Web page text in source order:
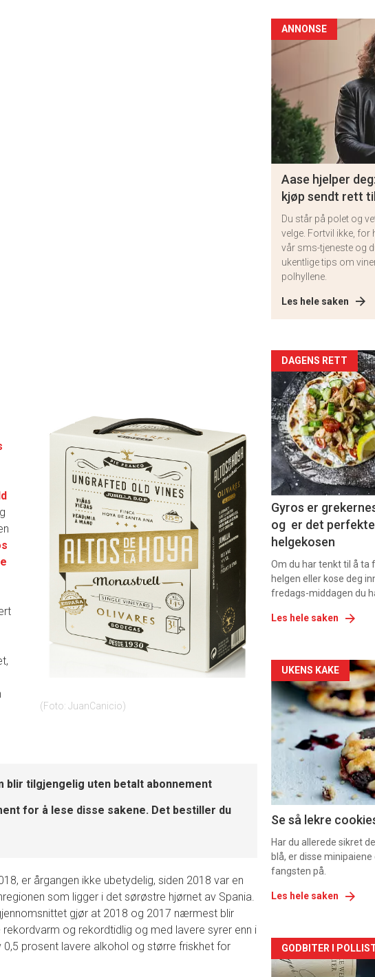
Foto: JuanCanicio
blir tilgjengelig uten betalt abonnement
for å lese disse sakene. Det bestiller du
er årgangen ikke ubetydelig, siden 2018 var en
som ligger i det sørøstre hjørnet av Spania.
gjør at 2018 og 2017 nærmest blir
og rekordtidlig og med lavere syrer enn i
prosent lavere alkohol og større friskhet for
ANNONSE
Aase hjelper
kjøp sendt rett
Du står på polet og
velge. Fortvil ikke, for
vår sms-tjeneste og
ukentlige tips om
polhyllene.
Les hele saken
Artikler
detail
-
section
11
DAGENS RETT
Gyros er
og er det
helgekosen
Om du har tenkt til å ta
helgen eller kose deg
fredags-middagen du
Les hele saken
Artikler
detail
-
section
11
Dagens
rett
UKENS KAKE
Se så lekre
Har du allerede sikret
blå, er disse
fangsten på.
Les hele saken
Artikler
GODBITER I